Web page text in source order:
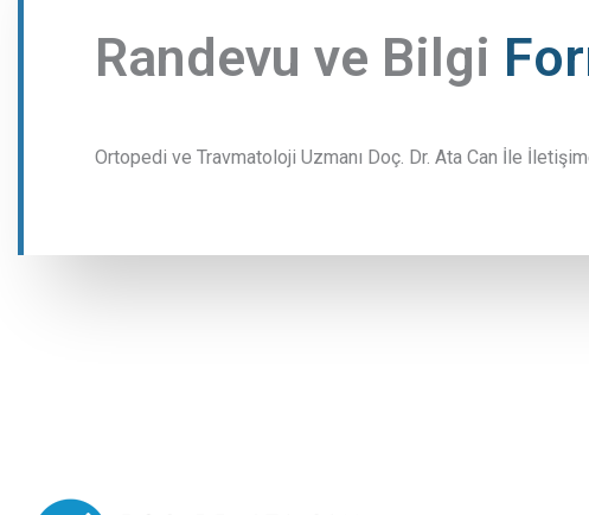
Randevu ve Bilgi
Ortopedi ve Travmatoloji Uzmanı Doç. Dr. Ata Can İle